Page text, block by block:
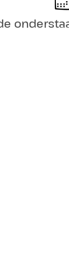
Tijdens één
beroemde
en waar
Romeinse
fietsend
de
Na elke
van de vele
afsluiter
De 4 routes